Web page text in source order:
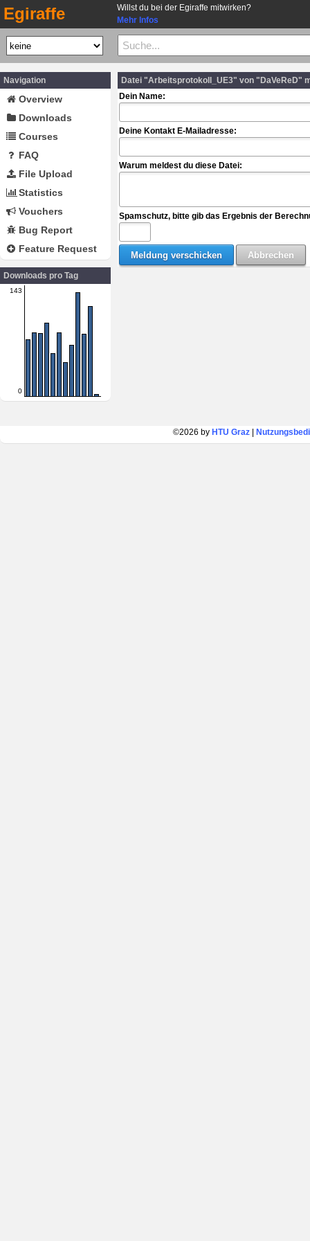
Egiraffe
Willst du bei der Egiraffe mitwirken?
Mehr Infos
Navigation
Overview
Downloads
Courses
FAQ
File Upload
Statistics
Vouchers
Bug Report
Feature Request
Downloads pro Tag
143
0
Datei "Arbeitsprotokoll_UE3" von "DaVeReD"
Dein Name:
Deine Kontakt E-Mailadresse:
Warum meldest du diese Datei:
Spamschutz, bitte gib das Ergebnis der
©2026 by HTU Graz|